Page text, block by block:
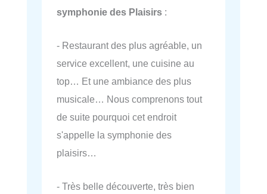
symphonie des Plaisirs :
- Restaurant des plus agréable, un
service excellent, une cuisine au
top… Et une ambiance des plus
musicale… Nous comprenons tout
de suite pourquoi cet endroit
s'appelle la symphonie des
plaisirs…
- Très belle découverte, très bien